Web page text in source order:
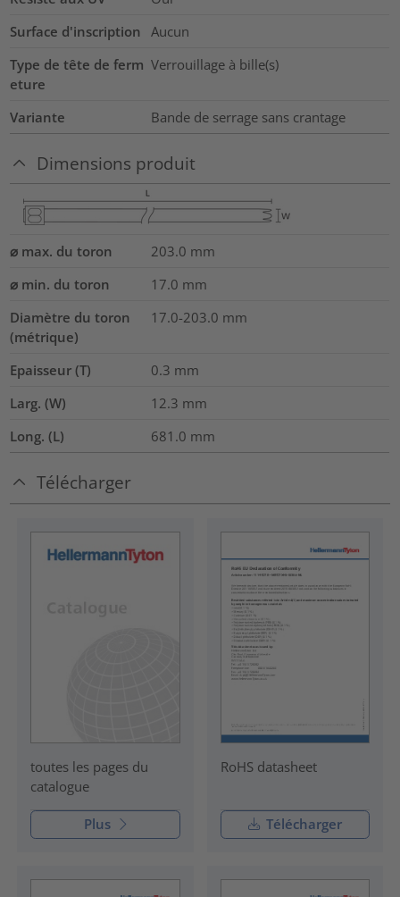
Surface d'inscription Aucun
Type de tête de ferm
eture
Verrouillage à bille(s)
Variante Bande de serrage sans crantage
Dimensions produit
⌀ max. du toron 203.0 mm
⌀ min. du toron
17.0 mm
Diamètre du toron
(métrique)
17.0-203.0 mm
Epaisseur (T) 0.3 mm
Larg. (W)
12.3 mm
Long. (L)
681.0 mm
Télécharger
toutes les pages du
catalogue
Plus
RoHS datasheet
Télécharger